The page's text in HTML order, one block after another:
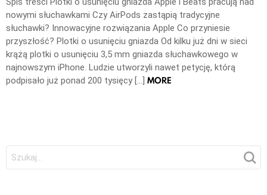
nowymi słuchawkami Czy AirPods zastąpią tradycyjne
słuchawki? Innowacyjne rozwiązania Apple Co przyniesie
przyszłość? Plotki o usunięciu gniazda Od kilku już dni w sieci
krążą plotki o usunięciu 3,5 mm gniazda słuchawkowego w
najnowszym iPhone. Ludzie utworzyli nawet petycję, którą
podpisało już ponad 200 tysięcy […] MORE
Szukaj: